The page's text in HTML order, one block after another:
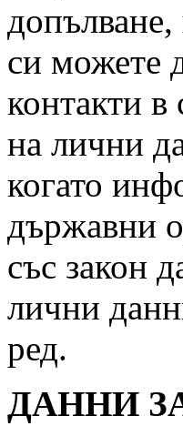
си можете
контакти в
на лични
когато
държавни
със закон
лични
ред.
ДАННИ